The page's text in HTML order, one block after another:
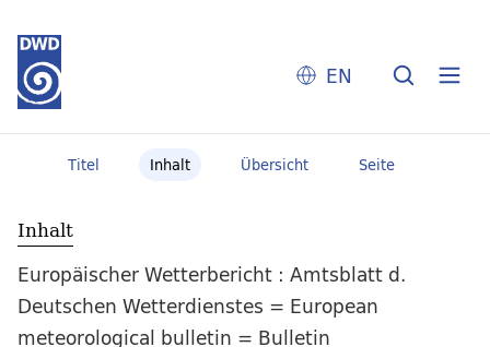
EN
Titel Inhalt Übersicht Seite
Inhalt
Europäischer Wetterbericht : Amtsblatt d.
Deutschen Wetterdienstes = European
meteorological bulletin = Bulletin